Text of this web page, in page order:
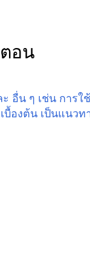
อน
น ๆ เช่น การใช้
องต้น เป็นแนวท